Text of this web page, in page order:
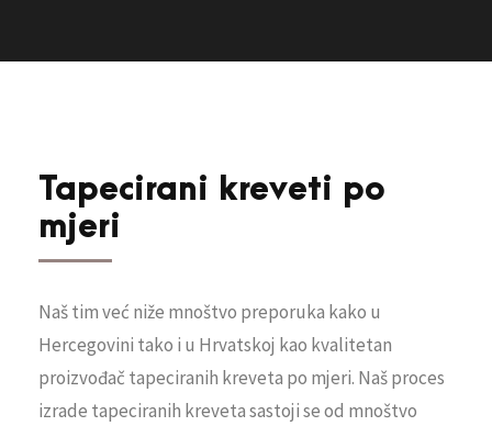
Tapecirani kreveti po
mjeri
Naš tim već niže mnoštvo preporuka kako u
Hercegovini tako i u Hrvatskoj kao kvalitetan
proizvođač tapeciranih kreveta po mjeri. Naš proces
izrade tapeciranih kreveta sastoji se od mnoštvo